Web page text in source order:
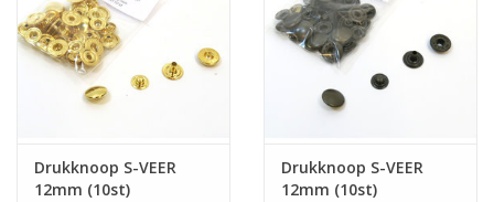
Drukknoop S-VEER
12mm (10st)
Drukknoop S-VEER
12mm (10st)